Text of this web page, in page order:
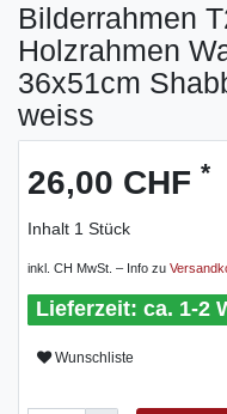
Bilderrahmen
Holzrahmen
36x51cm
weiss
26,00 CHF *
Inhalt 1 Stück
inkl. CH MwSt. – Info zu
ca. 1-2
Wunschliste